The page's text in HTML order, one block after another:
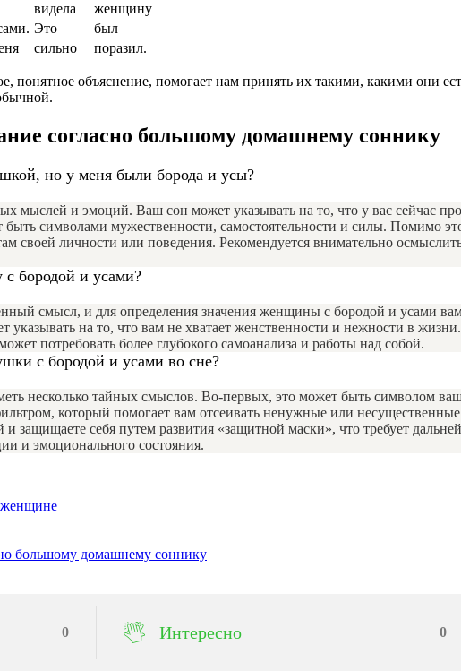
видела
женщину
Это
был
сильно поразил.
понятное объяснение, помогает нам принять их такими, какими они
согласно большому домашнему соннику
но у меня были борода и усы?
мыслей и эмоций. Ваш сон может указывать на то, что у вас сейчас
быть символами мужественности, самостоятельности и силы. Помимо
своей личности или поведения. Рекомендуется внимательно
с бородой и усами?
смысл, и для определения значения женщины с бородой и усами
на то, что вам не хватает женственности и нежности в
потребовать более глубокого самоанализа и работы над собой.
с бородой и усами во сне?
несколько тайных смыслов. Во-первых, это может быть символом
который помогает вам отсеивать ненужные или
защищаете себя путем развития «защитной маски», что требует
и эмоционального состояния.
женщине
большому домашнему соннику
0 Интересно 0